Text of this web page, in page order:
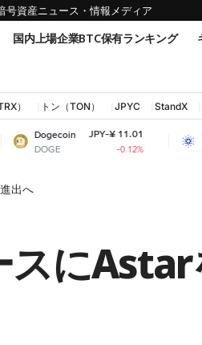
号資産ニュース・情報メディア
国内上場企業BTC保有ランキング
） トン（TON） JPYC StandX
JPY-¥ 11.01
-0.12%
Cardano
ADA
出へ
スに